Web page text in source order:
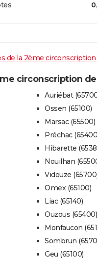
de la 2ème
circonscription
Auriébat
Ossen (65100)
Marsac (65500)
Préchac
Hibarette
Nouilhan
Vidouze
Omex (65100)
Liac (65140)
Ouzous (65400)
Monfaucon
Sombrun
Geu (65100)